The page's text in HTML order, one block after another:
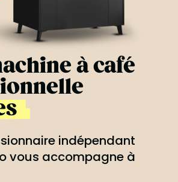
à café
indépendant
vous accompagne à